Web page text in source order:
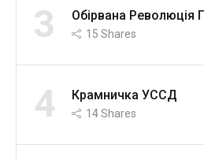
3 Обірвана Революція
15 Shares
4 Крамничка УССД
14Shares